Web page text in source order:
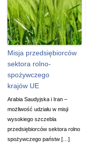
Misja przedsiębiorców
sektora rolno-
spożywczego
krajów UE
Arabia Saudyjska i Iran –
możliwość udziału w misji
wysokiego szczebla
przedsiębiorców sektora rolno
spożywczego państw […]